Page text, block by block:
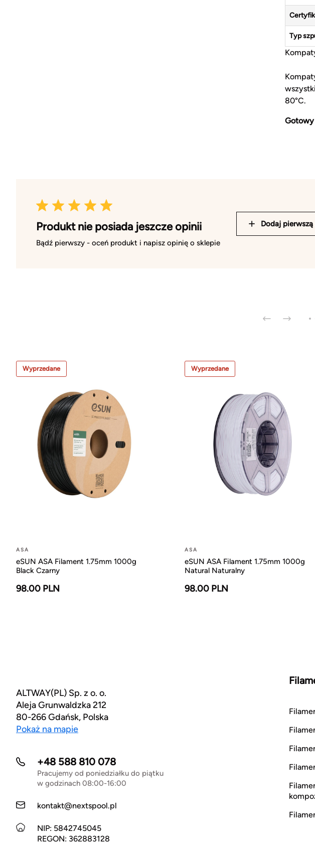
Typ
80°C.
Gotowy
Produkt nie posiada jeszcze opinii
Bądź pierwszy - oceń produkt i napisz opinię o sklepie
Dodaj
Wyprzedane
ASA
eSUN ASA Filament 1.75mm 1000g
Black Czarny
98.00 PLN
Wyprzedane
ASA
eSUN ASA Filament 1.75mm 1000g
Natural Naturalny
98.00 PLN
ALTWAY(PL) Sp. z o. o.
Aleja Grunwaldzka 212
80-266 Gdańsk, Polska
Pokaż na mapie
+48 588 810 078
Pracujemy od poniedziałku do piątku
w godzinach 08:00-16:00
kontakt@nextspool.pl
NIP: 5842745045
REGON: 362883128